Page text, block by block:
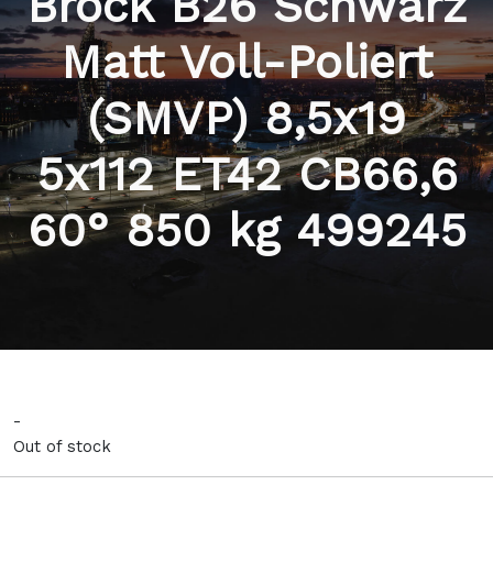
Matt Voll-Poliert
(SMVP) 8,5x19
5x112 ET42 CB66,6
60° 850 kg 499245
-
Out of stock